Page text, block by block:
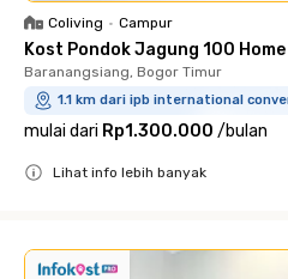
Coliving • Campur
Kost Pondok Jagung 100
Baranangsiang, Bogor Timur
1.1 km dari ipb international
mulai dari Rp1.300.000 /bulan
Lihat info lebih banyak